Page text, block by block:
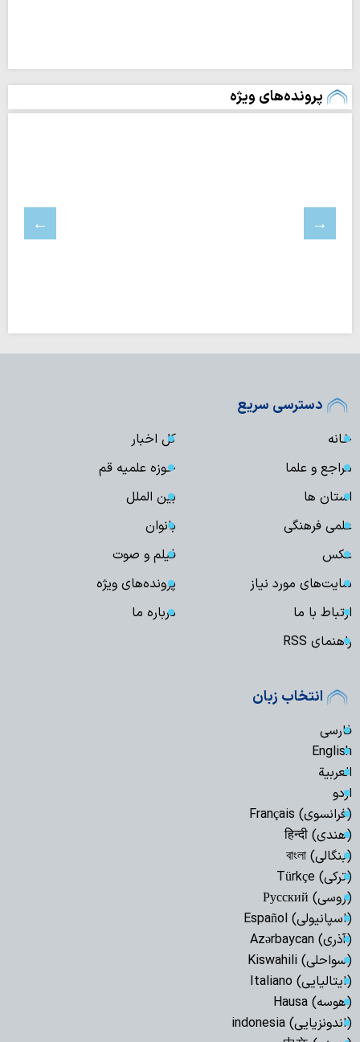
پرونده‌های ویژه
دسترسی سریع
خانه
کل اخبار
مراجع و علما
حوزه علمیه قم
استان ها
بین الملل
علمی فرهنگی
بانوان
عکس
فیلم و صوت
سایت‌های مورد نیاز
پرونده‌های ویژه
ارتباط با ما
درباره ما
راهنمای RSS
انتخاب زبان
فارسی
English
العربیة
اردو
(فرانسوی) Français
(هندی) हिन्दी
(بنگالی) বাংলা
(ترکی) Türkçe
(روسی) Русский
(اسپانیولی) Español
(آذری) Azərbaycan
(سواحلی) Kiswahili
(ایتالیایی) Italiano
(هوسه) Hausa
(اندونزیایی) indonesia